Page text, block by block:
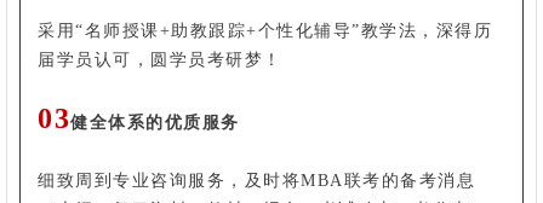
采用“名师授课+助教跟踪+个性化辅导”教学法，深得历
届学员认可，圆学员考研梦！
03健全体系的优质服务
细致周到专业咨询服务，及时将MBA联考的备考消息